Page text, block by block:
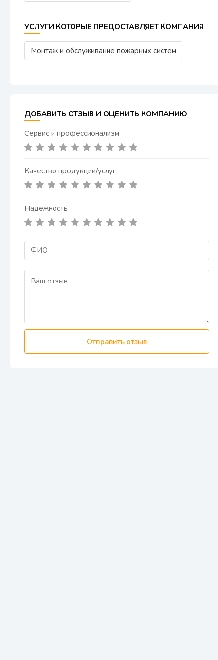
УСЛУГИ КОТОРЫЕ ПРЕДОСТАВЛЯЕТ КОМПАНИЯ
Монтаж и обслуживание пожарных систем
ДОБАВИТЬ ОТЗЫВ И ОЦЕНИТЬ КОМПАНИЮ
Сервис и профессионализм
Качество продукции/услуг
Надежность
Отправить отзыв